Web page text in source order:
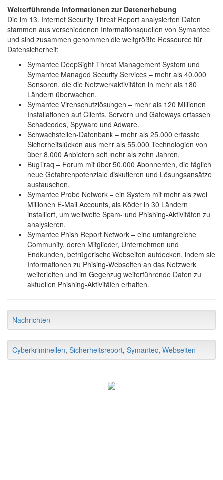
Weiterführende Informationen zur Datenerhebung
Die im 13. Internet Security Threat Report analysierten Daten
stammen aus verschiedenen Informationsquellen von Symantec
und sind zusammen genommen die weltgrößte Ressource für
Datensicherheit:
Symantec DeepSight Threat Management System und
Symantec Managed Security Services – mehr als 40.000
Sensoren, die die Netzwerkaktivitäten in mehr als 180
Ländern überwachen.
Symantec Virenschutzlösungen – mehr als 120 Millionen
Installationen auf Clients, Servern und Gateways erfassen
Schadcodes, Spyware und Adware.
Schwachstellen-Datenbank – mehr als 25.000 erfasste
Sicherheitslücken aus mehr als 55.000 Technologien von
über 8.000 Anbietern seit mehr als zehn Jahren.
BugTraq – Forum mit über 50.000 Abonnenten, die täglich
neue Gefahrenpotenziale diskutieren und Lösungsansätze
austauschen.
Symantec Probe Network – ein System mit mehr als zwei
Millionen E-Mail Accounts, als Köder in 30 Ländern
installiert, um weltweite Spam- und Phishing-Aktivitäten zu
analysieren.
Symantec Phish Report Network – eine umfangreiche
Community, deren Mitglieder, Unternehmen und
Endkunden, betrügerische Webseiten aufdecken, indem sie
Informationen zu Phising-Webseiten an das Netzwerk
weiterleiten und im Gegenzug weiterführende Daten zu
aktuellen Phishing-Aktivitäten erhalten.
Nachrichten
Cyberkriminellen, Sicherheitsreport, Symantec, Webseiten